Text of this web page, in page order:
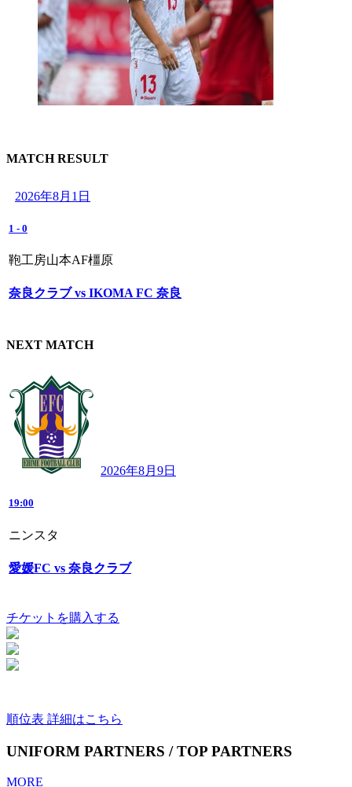
MATCH RESULT
2026年8月1日
1 - 0
鞄工房山本AF橿原
奈良クラブ vs IKOMA FC 奈良
NEXT MATCH
2026年8月9日
19:00
ニンスタ
愛媛FC vs 奈良クラブ
チケットを購入する
順位表 詳細はこちら
UNIFORM PARTNERS / TOP PARTNERS
MORE